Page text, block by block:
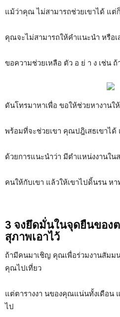
แม้ว่าคุณ ไม่สามารถช่วยเขาได้ แต่
คุณจะไม่สามารถให้คำแนะนำ หรือเ
ขอความช่วยเหลือ ตัว อ ย่ า ง เช่น
ดันโทรมาหาเพื่อ ขอให้ช่วยหางาน
พร้อมที่จะช่วยเขา คุณปฎิเสธเขาได้
ด้วยการแนะนำว่า มีตำแหน่งงานใน
คนให้กับเขา แล้วให้เขาไปดิ้นรน หา
3 จงยึดมั่นในจุดยืนของ
สุภาพเอาไว้
ถ้ามีคนมาเชิญ คุณเพื่อร่วมงานสัมม
คุณไปเที่ยว
แต่ตารางงา นของคุณแน่นทั้งเดือน
ไป